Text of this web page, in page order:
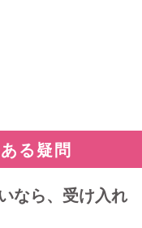
る疑問
なら、受け入れ